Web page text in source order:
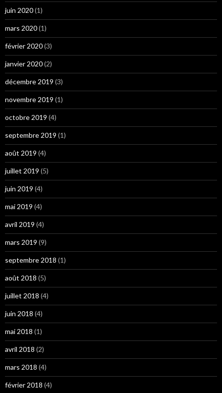
juin 2020(1)
mars 2020(1)
février 2020(3)
janvier 2020(2)
décembre 2019 (3)
novembre 2019 (1)
octobre 2019 (4)
septembre 2019 (1)
août 2019 (4)
juillet 2019 (5)
juin 2019 (4)
mai 2019 (4)
avril 2019 (4)
mars 2019 (9)
septembre 2018 (1)
août 2018 (5)
juillet 2018 (4)
juin 2018 (4)
mai 2018 (1)
avril 2018 (2)
mars 2018 (4)
février 2018 (4)